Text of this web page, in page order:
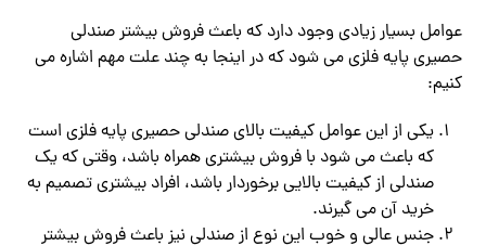
عوامل بسیار زیادی وجود دارد که باعث فروش بیشتر صندلی
حصیری پایه فلزی می شود که در اینجا به چند علت مهم اشاره می
کنیم:
یکی از این عوامل کیفیت بالای صندلی حصیری پایه فلزی است
که باعث می شود با فروش بیشتری همراه باشد، وقتی که یک
صندلی از کیفیت بالایی برخوردار باشد، افراد بیشتری تصمیم به
خرید آن می گیرند.
جنس عالی و خوب این نوع از صندلی نیز باعث فروش بیشتر